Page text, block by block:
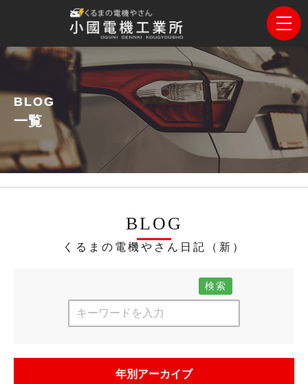
BLOG
一覧
BLOG
くるまの電機やさん日記（新）
検索
年別アーカイブ